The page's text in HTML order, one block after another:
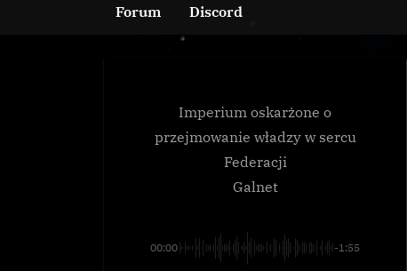
Forum Discord
Imperium oskarżone o
przejmowanie władzy w sercu
Federacji
Galnet
00:00 -1:55